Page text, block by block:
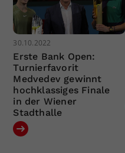
30.10.2022
Erste Bank Open:
Turnierfavorit
Medvedev gewinnt
hochklassiges Finale
in der Wiener
Stadthalle